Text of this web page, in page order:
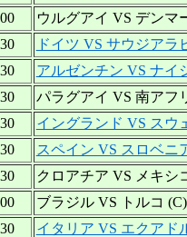
ウルグアイ VS デンマ
ドイツ VS サウジアラ
アルゼンチン VS ナイ
パラグアイ VS 南アフ
イングランド VS スウ
スペイン VS スロベニ
クロアチア VS メキシ
ブラジル VS トルコ (C)
イタリア VS エクアド